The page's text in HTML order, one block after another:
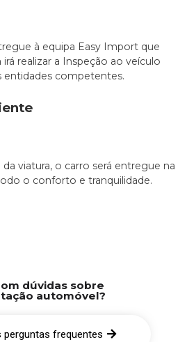
à equipa Easy Import que
realizar a Inspeção ao veículo
entidades competentes.
viatura, o carro será entregue na
o conforto e tranquilidade.
dúvidas sobre
automóvel?
perguntas frequentes